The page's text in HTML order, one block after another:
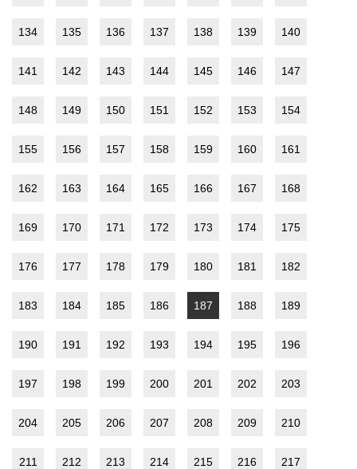
134 135 136 137 138 139 140
141 142 143 144 145 146 147
148 149 150 151 152 153 154
155 156 157 158 159 160 161
162 163 164 165 166 167 168
169 170 171 172 173 174 175
176 177 178 179 180 181 182
183 184 185 186 187 188 189
190 191 192 193 194 195 196
197 198 199 200 201 202 203
204 205 206 207 208 209 210
211 212 213 214 215 216 217